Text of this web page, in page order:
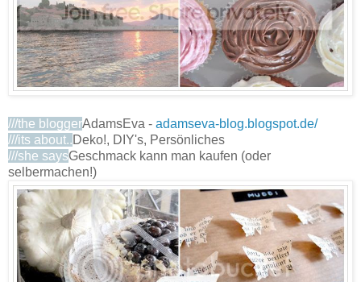
///the bloggerAdamsEva - adamseva-blog.blogspot.de/
///its about..Deko!, DIY's, Persönliches
///she saysGeschmack kann man kaufen (oder
selbermachen!)